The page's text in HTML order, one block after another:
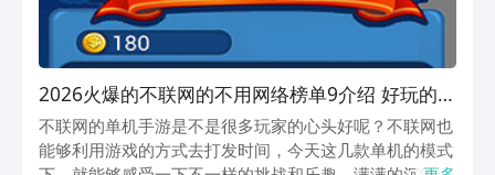
2026火爆的不联网的不用网络榜单9介绍 好玩的单
机手游before_1
不联网的单机手游是不是很多玩家的心头好呢？不联网也
能够利用游戏的方式去打发时间，今天这几款单机的模式